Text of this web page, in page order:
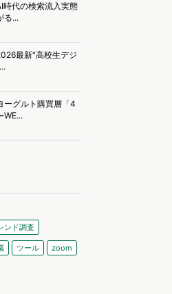
時代の検索流入実態
る...
最新"高校生デジ
ーグルト購買層「4
WE...
ンド調査
ツール zoom